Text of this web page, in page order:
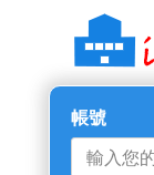
帳號